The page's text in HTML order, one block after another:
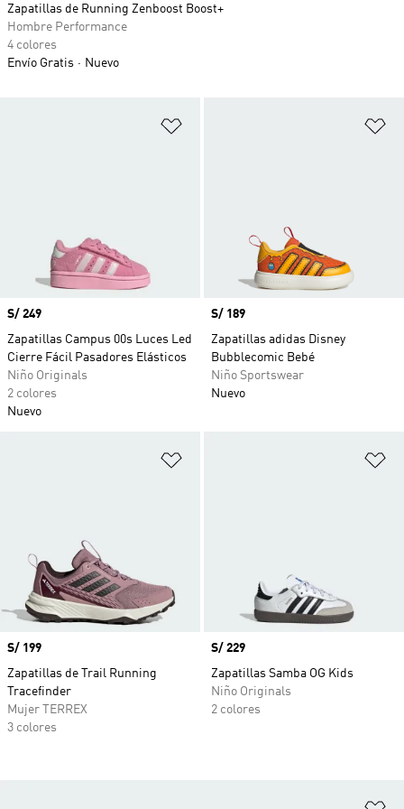
Precio
S/ 249
Zapatillas Campus 00s Luces Led
Cierre Fácil Pasadores Elásticos
Niño Originals
2 colores
Nuevo
Precio
S/ 189
Zapatillas adidas Disney
Bubblecomic Bebé
Niño Sportswear
Nuevo
Precio
S/ 199
Zapatillas de Trail Running
Tracefinder
Mujer TERREX
3 colores
Precio
S/ 229
Zapatillas Samba OG Kids
Niño Originals
2 colores
Zapatillas de Running Zenboost Boost+
Hombre Performance
4 colores
Envío Gratis
Nuevo